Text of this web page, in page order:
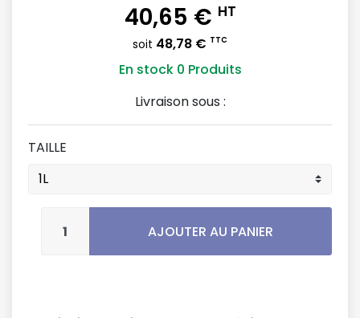
40,65 € HT
soit 48,78 € TTC
En stock 0 Produits
Livraison sous :
TAILLE
AJOUTER AU PANIER